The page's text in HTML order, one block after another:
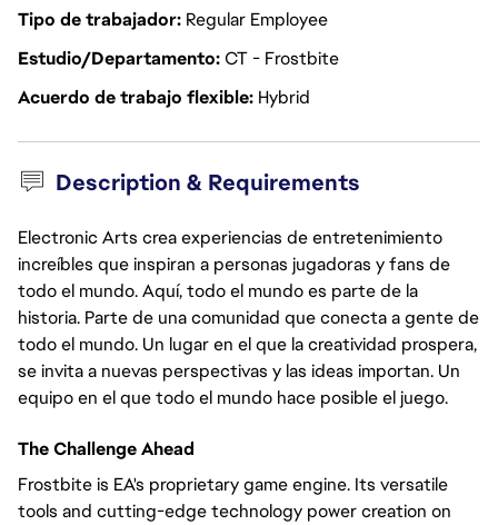
Tipo de trabajador Regular Employee
Estudio/DepartamentoCT - Frostbite
Acuerdo de trabajo flexible Hybrid
Description & Requirements
Electronic Arts crea experiencias de entretenimiento
increíbles que inspiran a personas jugadoras y fans de
todo el mundo. Aquí, todo el mundo es parte de la
historia. Parte de una comunidad que conecta a gente de
todo el mundo. Un lugar en el que la creatividad prospera,
se invita a nuevas perspectivas y las ideas importan. Un
equipo en el que todo el mundo hace posible el juego.
The Challenge Ahead
Frostbite is EA's proprietary game engine. Its versatile
tools and cutting-edge technology power creation on